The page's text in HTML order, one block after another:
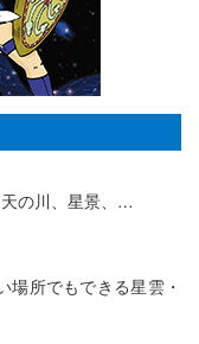
の川、星景、…
場所でもできる星雲・